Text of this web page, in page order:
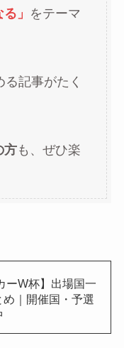
」 をテーマ
記事がたく
方も、ぜひ楽
ーW杯】出場国一
｜開催国・予選